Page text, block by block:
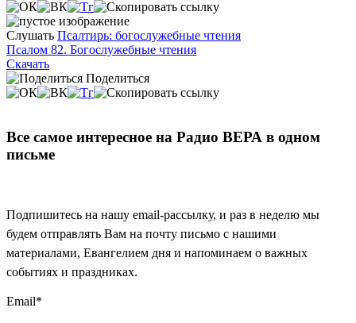
Слушать Псалтирь: богослужебные чтения
Псалом 82. Богослужебные чтения
Скачать
Поделиться
Все самое интересное на Радио ВЕРА в одном
письме
Подпишитесь на нашу email-рассылку, и раз в неделю мы
будем отправлять Вам на почту письмо с нашими
материалами, Евангелием дня и напоминаем о важных
событиях и праздниках.
Email*